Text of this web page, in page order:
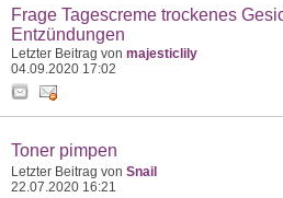
Frage Tagescreme trockenes
Entzündungen
Letzter Beitrag von majesticlily
04.09.2020 17:02
Toner pimpen
Letzter Beitrag von Snail
22.07.2020 16:21